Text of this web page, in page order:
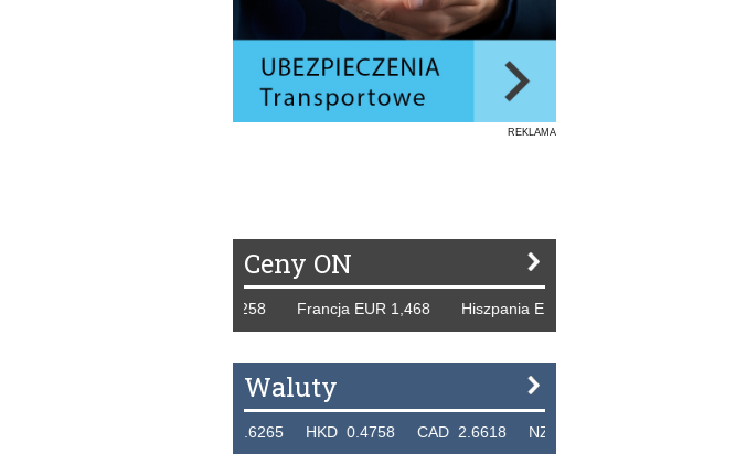
REKLAMA
Ceny ON
2019 r. Niemcy EUR 1,258 Francja EUR 1,468 Hiszpania EUR 1,229 WB GBP 1,318
Waluty
USD 3.7324 AUD 2.6265 HKD 0.4758 CAD 2.6618 NZD 2.1914 SGD 2.9123